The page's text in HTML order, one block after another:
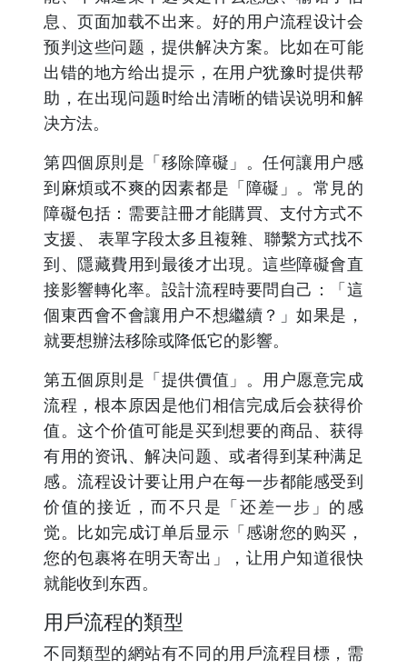
息、页面加载不出来。好的用户流程设计会
预判这些问题，提供解决方案。比如在可能
出错的地方给出提示，在用户犹豫时提供帮
助，在出现问题时给出清晰的错误说明和解
决方法。
第四個原則是「移除障礙」。任何讓用户感
到麻煩或不爽的因素都是「障礙」。常見的
障礙包括：需要註冊才能購買、支付方式不
支援、 表單字段太多且複雜、聯繫方式找不
到、隱藏費用到最後才出現。這些障礙會直
接影響轉化率。設計流程時要問自己：「這
個東西會不會讓用户不想繼續？」如果是，
就要想辦法移除或降低它的影響。
第五個原則是「提供價值」。用户愿意完成
流程，根本原因是他们相信完成后会获得价
值。这个价值可能是买到想要的商品、获得
有用的资讯、解决问题、或者得到某种满足
感。流程设计要让用户在每一步都能感受到
价值的接近，而不只是「还差一步」的感
觉。比如完成订单后显示「感谢您的购买，
您的包裹将在明天寄出」，让用户知道很快
就能收到东西。
用戶流程的類型
不同類型的網站有不同的用戶流程目標，需